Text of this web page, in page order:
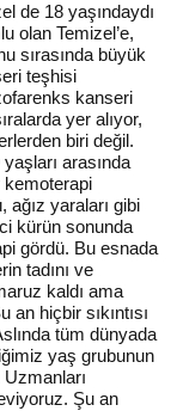
de 18 yaşındaydı
olan Temizel’e,
sırasında büyük
teşhisi
kanseri
yer alıyor,
biri değil.
arasında
kemoterapi
ağız yaraları gibi
kürün sonunda
gördü. Bu esnada
tadını ve
kaldı ama
hiçbir sıkıntısı
tüm dünyada
yaş grubunun
Şu an